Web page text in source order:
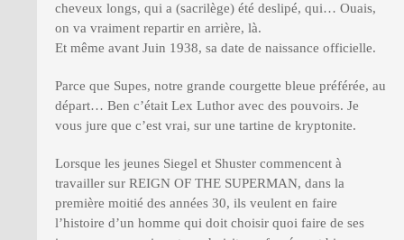
cheveux longs, qui a (sacrilège) été deslipé, qui… Ouais,
on va vraiment repartir en arrière, là.
Et même avant Juin 1938, sa date de naissance officielle.
Parce que Supes, notre grande courgette bleue préférée, au
départ… Ben c’était Lex Luthor avec des pouvoirs. Je
vous jure que c’est vrai, sur une tartine de kryptonite.
Lorsque les jeunes Siegel et Shuster commencent à
travailler sur REIGN OF THE SUPERMAN, dans la
première moitié des années 30, ils veulent en faire
l’histoire d’un homme qui doit choisir quoi faire de ses